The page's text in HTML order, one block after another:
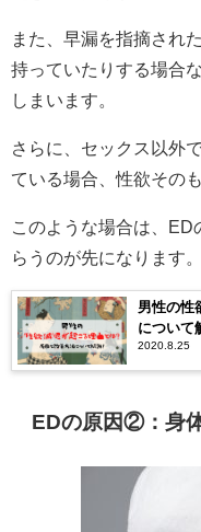
また、早漏を指摘され
持っていたりする場合
しまいます。
さらに、セックス以外
ている場合、性欲その
このような場合は、ED
らうのが先になります。
男性の性
について
2020.8.25
EDの原因②：身